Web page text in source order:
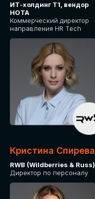
ИТ-холдинг Т1, вендор
НОТА
Коммерческий директор
направления HR Tech
Кристина Спирева
RWB (Wildberries & Russ)
Директор по персоналу